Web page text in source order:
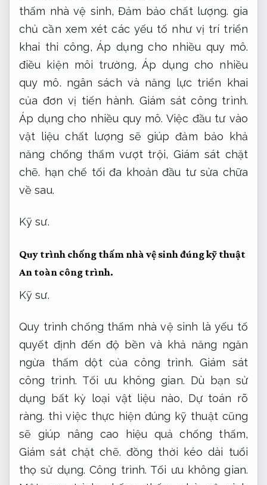
thấm nhà vệ sinh,Đảm bảo chất lượng. gia
chủ cần xem xét các yếu tố như vị trí triển
khai thi công,Áp dụng cho nhiều quy mô.
điều kiện môi trường, Áp dụng cho nhiều
quy mô. ngân sách và năng lực triển khai
của đơn vị tiến hành. Giám sát công trình.
Áp dụng cho nhiều quy mô. Việc đầu tư vào
vật liệu chất lượng sẽ giúp đảm bảo khả
năng chống thấm vượt trội, Giám sát chặt
chẽ. hạn chế tối đa khoản đầu tư sửa chữa
về sau.
Kỹ sư.
Quy trình chống thấm nhà vệ sinh đúng kỹ thuật
An toàn công trình.
Kỹ sư.
Quy trình chống thấm nhà vệ sinh là yếu tố
quyết định đến độ bền và khả năng ngăn
ngừa thấm dột của công trình.Giám sát
công trình. Tối ưu không gian. Dù bạn sử
dụng bất kỳ loại vật liệu nào, Dự toán rõ
ràng. thì việc thực hiện đúng kỹ thuật cũng
sẽ giúp nâng cao hiệu quả chống thấm,
Giám sát chặt chẽ. đồng thời kéo dài tuổi
thọ sử dụng.Công trình. Tối ưu không gian.